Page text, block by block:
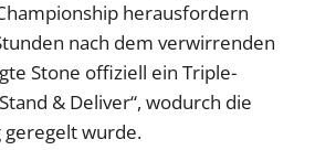
herausfordern
nach dem verwirrenden
Stone offiziell ein Triple-
& Deliver“, wodurch die
geregelt wurde.